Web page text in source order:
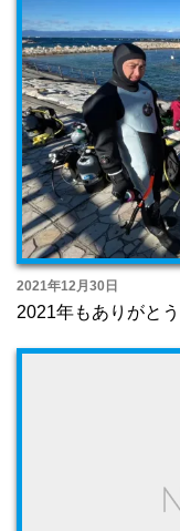
2021年12月30日
2021年もありがと